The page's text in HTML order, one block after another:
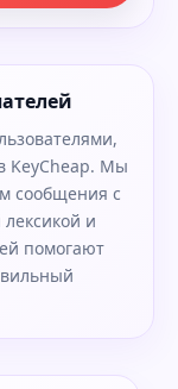
KeyCheap. Мы
сообщения с
и
помогают